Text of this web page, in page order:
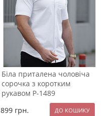
Біла приталена чоловіча
сорочка з коротким
рукавом Р-1489
899 грн.